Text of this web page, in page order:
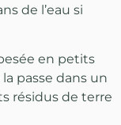
de l’eau si
en petits
passe dans un
résidus de terre